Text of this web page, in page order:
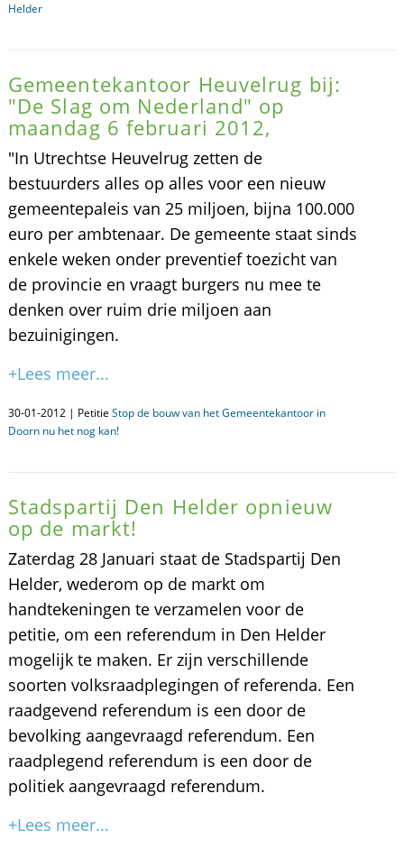
Helder
Gemeentekantoor Heuvelrug bij:
"De Slag om Nederland" op
maandag 6 februari 2012,
"In Utrechtse Heuvelrug zetten de
bestuurders alles op alles voor een nieuw
gemeentepaleis van 25 miljoen, bijna 100.000
euro per ambtenaar. De gemeente staat sinds
enkele weken onder preventief toezicht van
de provincie en vraagt burgers nu mee te
denken over ruim drie miljoen aan
bezuinigingen.
+Lees meer...
30-01-2012 | Petitie Stop de bouw van het Gemeentekantoor in
Doorn nu het nog kan!
Stadspartij Den Helder opnieuw
op de markt!
Zaterdag 28 Januari staat de Stadspartij Den
Helder, wederom op de markt om
handtekeningen te verzamelen voor de
petitie, om een referendum in Den Helder
mogelijk te maken. Er zijn verschillende
soorten volksraadplegingen of referenda. Een
raadgevend referendum is een door de
bevolking aangevraagd referendum. Een
raadplegend referendum is een door de
politiek aangevraagd referendum.
+Lees meer...